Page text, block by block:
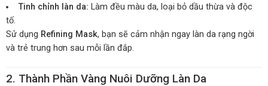
Tinh chỉnh làn da: Làm đều màu da, loại bỏ dầu thừa và độc
tố.
Sử dụng Refining Mask, bạn sẽ cảm nhận ngay làn da rạng ngời
và trẻ trung hơn sau mỗi lần đắp.
2. Thành Phần Vàng Nuôi Dưỡng Làn Da